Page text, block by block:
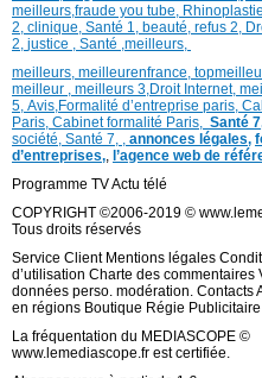
meilleurs,fraude you tube,
2, clinique, Santé 1, beauté, refus 2,
2, justice , Santé ,meilleurs,
meilleurs, meilleurenfrance,
meilleur , meilleurs 3,Droit Internet,
5, Avis,Formalité d’entreprise paris,
Paris, Cabinet formalité Paris, Santé
société, Santé 7, , annonces légales,
d’entreprises,, l’agence web de
Programme TV Actu télé
COPYRIGHT ©2006-2019 ©
Tous droits réservés
Service Client Mentions légales
d’utilisation Charte des commentaires
données perso. modération. Contacts
en régions Boutique Régie Publicitaire
La fréquentation du MEDIASCOPE ©
www.lemediascope.fr est certifiée.